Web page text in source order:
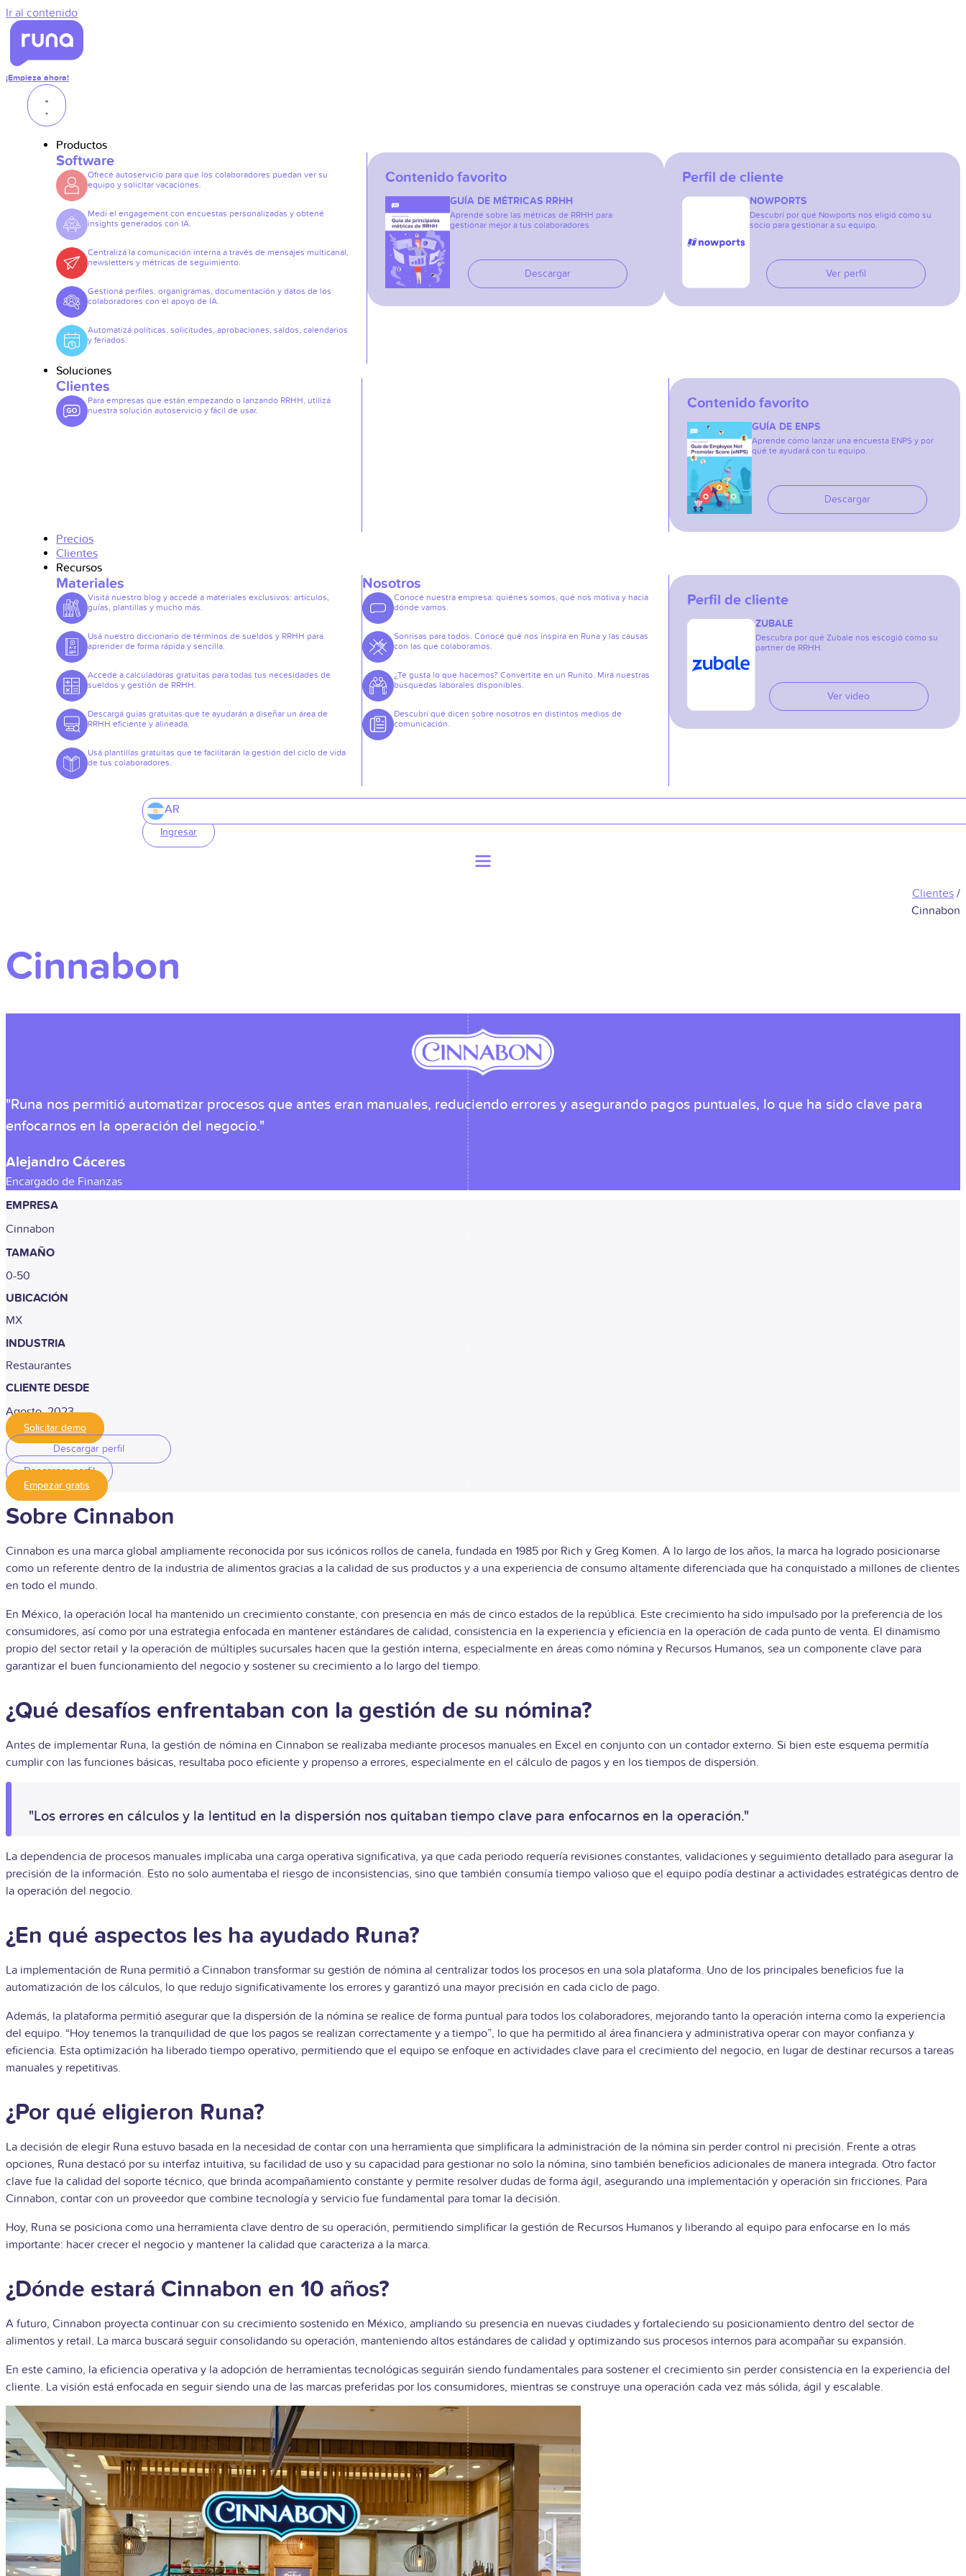
Ir al contenido
¡Empieza ahora!
Productos
Software
Ofrecé autoservicio para que los colaboradores puedan ver su
equipo y solicitar vacaciones.
Medí el engagement con encuestas personalizadas y obtené
insights generados con IA.
Centralizá la comunicación interna a través de mensajes multicanal,
newsletters y métricas de seguimiento.
Gestioná perfiles, organigramas, documentación y datos de los
colaboradores con el apoyo de IA.
Automatizá políticas, solicitudes, aprobaciones, saldos, calendarios
y feriados.
Contenido favorito
GUÍA DE MÉTRICAS RRHH
Aprendé sobre las métricas de RRHH para
gestionar mejor a tus colaboradores
Descargar
Perfil de cliente
NOWPORTS
Descubrí por qué Nowports nos eligió como su
socio para gestionar a su equipo.
Ver perfil
Soluciones
Clientes
Para empresas que están empezando o lanzando RRHH, utilizá
nuestra solución autoservicio y fácil de usar.
Contenido favorito
GUÍA DE ENPS
Aprende cómo lanzar una encuesta ENPS y por
qué te ayudará con tu equipo.
Descargar
Precios
Clientes
Recursos
Materiales
Visitá nuestro blog y accedé a materiales exclusivos: artículos,
guías, plantillas y mucho más.
Usá nuestro diccionario de términos de sueldos y RRHH para
aprender de forma rápida y sencilla.
Accedé a calculadoras gratuitas para todas tus necesidades de
sueldos y gestión de RRHH.
Descargá guías gratuitas que te ayudarán a diseñar un área de
RRHH eficiente y alineada.
Usá plantillas gratuitas que te facilitarán la gestión del ciclo de vida
de tus colaboradores.
Nosotros
Conocé nuestra empresa: quiénes somos, qué nos motiva y hacia
dónde vamos.
Sonrisas para todos. Conocé qué nos inspira en Runa y las causas
con las que colaboramos.
¿Te gusta lo que hacemos? Convertite en un Runito. Mirá nuestras
búsquedas laborales disponibles.
Descubrí qué dicen sobre nosotros en distintos medios de
comunicación.
Perfil de cliente
ZUBALE
Descubra por qué Zubale nos escogió como su
partner de RRHH.
Ver video
AR
Ingresar
Clientes /
Cinnabon
Cinnabon
"Runa nos permitió automatizar procesos que antes eran manuales, reduciendo errores y asegurando pagos puntuales, lo que ha sido clave para
enfocarnos en la operación del negocio."
Alejandro Cáceres
Encargado de Finanzas
EMPRESA
Cinnabon
TAMAÑO
0-50
UBICACIÓN
MX
INDUSTRIA
Restaurantes
CLIENTE DESDE
Agosto, 2023
Solicitar demo
Descargar perfil
Descargar perfil
Empezar gratis
Sobre Cinnabon
Cinnabon es una marca global ampliamente reconocida por sus icónicos rollos de canela, fundada en 1985 por Rich y Greg Komen. A lo largo de los años, la marca ha logrado posicionarse
como un referente dentro de la industria de alimentos gracias a la calidad de sus productos y a una experiencia de consumo altamente diferenciada que ha conquistado a millones de clientes
en todo el mundo.
En México, la operación local ha mantenido un crecimiento constante, con presencia en más de cinco estados de la república. Este crecimiento ha sido impulsado por la preferencia de los
consumidores, así como por una estrategia enfocada en mantener estándares de calidad, consistencia en la experiencia y eficiencia en la operación de cada punto de venta. El dinamismo
propio del sector retail y la operación de múltiples sucursales hacen que la gestión interna, especialmente en áreas como nómina y Recursos Humanos, sea un componente clave para
garantizar el buen funcionamiento del negocio y sostener su crecimiento a lo largo del tiempo.
¿Qué desafíos enfrentaban con la gestión de su nómina?
Antes de implementar Runa, la gestión de nómina en Cinnabon se realizaba mediante procesos manuales en Excel en conjunto con un contador externo. Si bien este esquema permitía
cumplir con las funciones básicas, resultaba poco eficiente y propenso a errores, especialmente en el cálculo de pagos y en los tiempos de dispersión.
"Los errores en cálculos y la lentitud en la dispersión nos quitaban tiempo clave para enfocarnos en la operación."
La dependencia de procesos manuales implicaba una carga operativa significativa, ya que cada periodo requería revisiones constantes, validaciones y seguimiento detallado para asegurar la
precisión de la información. Esto no solo aumentaba el riesgo de inconsistencias, sino que también consumía tiempo valioso que el equipo podía destinar a actividades estratégicas dentro de
la operación del negocio.
¿En qué aspectos les ha ayudado Runa?
La implementación de Runa permitió a Cinnabon transformar su gestión de nómina al centralizar todos los procesos en una sola plataforma. Uno de los principales beneficios fue la
automatización de los cálculos, lo que redujo significativamente los errores y garantizó una mayor precisión en cada ciclo de pago.
Además, la plataforma permitió asegurar que la dispersión de la nómina se realice de forma puntual para todos los colaboradores, mejorando tanto la operación interna como la experiencia
del equipo. “Hoy tenemos la tranquilidad de que los pagos se realizan correctamente y a tiempo”, lo que ha permitido al área financiera y administrativa operar con mayor confianza y
eficiencia. Esta optimización ha liberado tiempo operativo, permitiendo que el equipo se enfoque en actividades clave para el crecimiento del negocio, en lugar de destinar recursos a tareas
manuales y repetitivas.
¿Por qué eligieron Runa?
La decisión de elegir Runa estuvo basada en la necesidad de contar con una herramienta que simplificara la administración de la nómina sin perder control ni precisión. Frente a otras
opciones, Runa destacó por su interfaz intuitiva, su facilidad de uso y su capacidad para gestionar no solo la nómina, sino también beneficios adicionales de manera integrada. Otro factor
clave fue la calidad del soporte técnico, que brinda acompañamiento constante y permite resolver dudas de forma ágil, asegurando una implementación y operación sin fricciones. Para
Cinnabon, contar con un proveedor que combine tecnología y servicio fue fundamental para tomar la decisión.
Hoy, Runa se posiciona como una herramienta clave dentro de su operación, permitiendo simplificar la gestión de Recursos Humanos y liberando al equipo para enfocarse en lo más
importante: hacer crecer el negocio y mantener la calidad que caracteriza a la marca.
¿Dónde estará Cinnabon en 10 años?
A futuro, Cinnabon proyecta continuar con su crecimiento sostenido en México, ampliando su presencia en nuevas ciudades y fortaleciendo su posicionamiento dentro del sector de
alimentos y retail. La marca buscará seguir consolidando su operación, manteniendo altos estándares de calidad y optimizando sus procesos internos para acompañar su expansión.
En este camino, la eficiencia operativa y la adopción de herramientas tecnológicas seguirán siendo fundamentales para sostener el crecimiento sin perder consistencia en la experiencia del
cliente. La visión está enfocada en seguir siendo una de las marcas preferidas por los consumidores, mientras se construye una operación cada vez más sólida, ágil y escalable.